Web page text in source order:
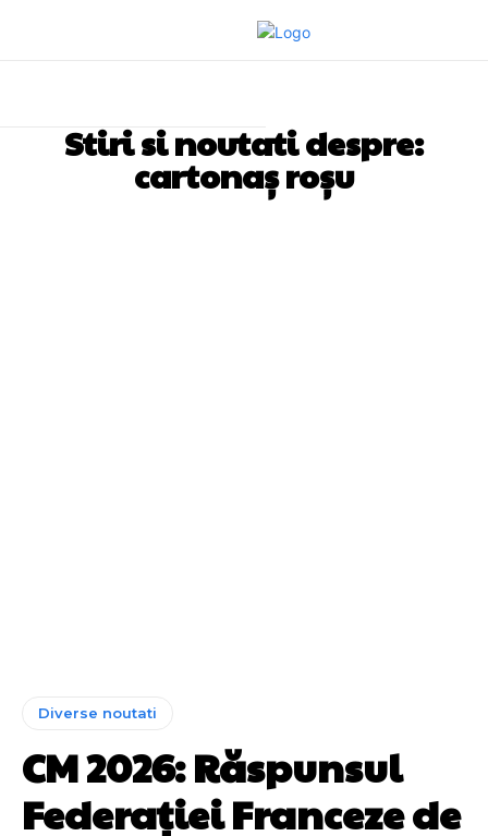
Stiri si noutati despre:
cartonaș roșu
Diverse noutati
CM 2026: Răspunsul
Federației Franceze de